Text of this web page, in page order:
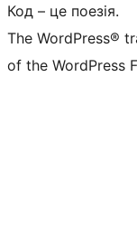
Код – це поезія.
The WordPress®
of the WordPress